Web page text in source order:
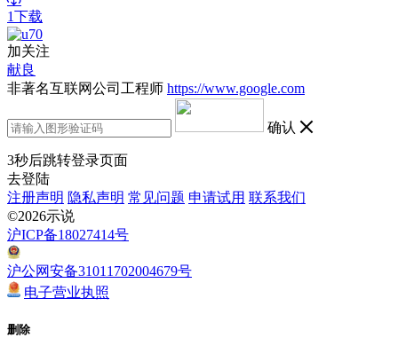
1下载
加关注
献良
非著名互联网公司工程师 https://www.google.com
确认
3秒后跳转登录页面
去登陆
注册声明 隐私声明 常见问题 申请试用 联系我们
©2026示说
沪ICP备18027414号
沪公网安备31011702004679号
电子营业执照
删除